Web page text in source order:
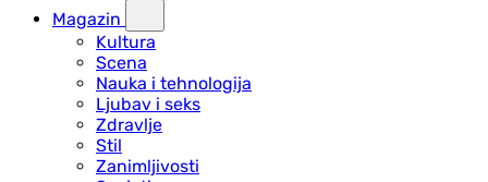
Magazin
Kultura
Scena
Nauka i tehnologija
Ljubav i seks
Zdravlje
Stil
Zanimljivosti